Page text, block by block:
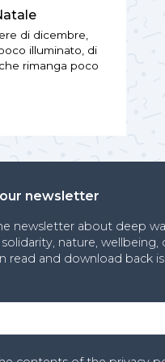
di dicembre,
illuminato, di
rimanga poco
newsletter
newsletter about deep
solidarity, nature,
read and download back